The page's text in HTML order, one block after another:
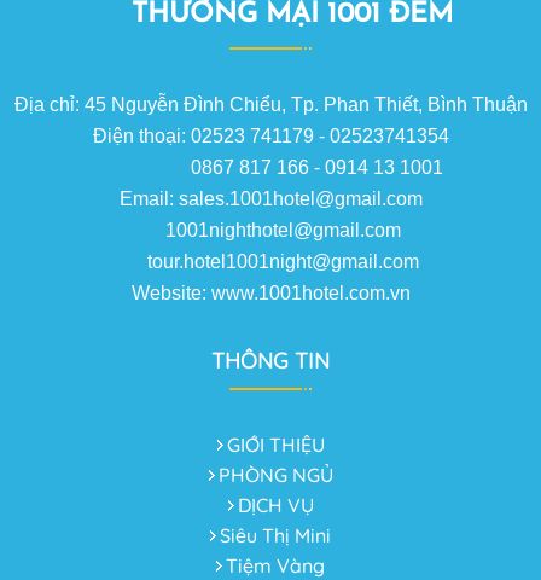
THƯƠNG MẠI 1001 ĐÊM
Địa chỉ: 45 Nguyễn Đình Chiểu, Tp. Phan Thiết, Bình Thuận
Điện thoại: 02523 741179 - 02523741354
0867 817 166 - 0914 13 1001
Email: sales.1001hotel@gmail.com
1001nighthotel@gmail.com
tour.hotel1001night@gmail.com
Website: www.1001hotel.com.vn
THÔNG TIN
GIỚI THIỆU
PHÒNG NGỦ
DỊCH VỤ
Siêu Thị Mini
Tiệm Vàng